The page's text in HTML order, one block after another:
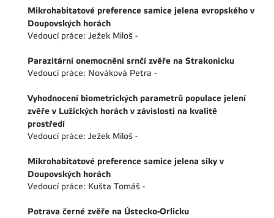
Mikrohabitatové preference samice jelena evropského v
Doupovských horách
Vedoucí práce: Ježek Miloš -
Parazitární onemocnění srnčí zvěře na Strakonicku
Vedoucí práce: Nováková Petra -
Vyhodnocení biometrických parametrů populace jelení
zvěře v Lužických horách v závislosti na kvalitě
prostředí
Vedoucí práce: Ježek Miloš -
Mikrohabitatové preference samice jelena siky v
Doupovských horách
Vedoucí práce: Kušta Tomáš -
Potrava černé zvěře na Ústecko-Orlicku